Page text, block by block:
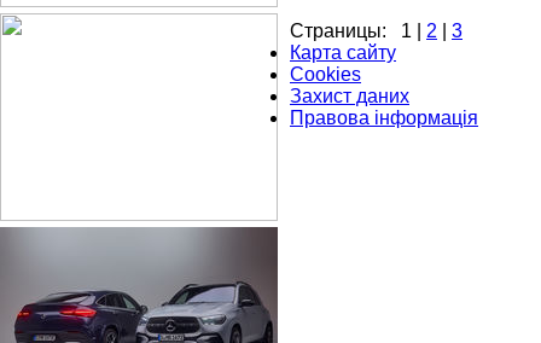
Страницы: 1 2
3
Карта сайту
Cookies
Захист даних
Правова інформація